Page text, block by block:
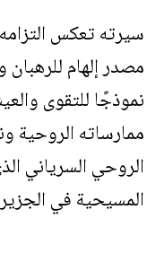
سيرته تعكس
مصدر إلهام
نموذجًا للتقوى
ممارساته الروحية
الروحي السرياني
المسيحية في